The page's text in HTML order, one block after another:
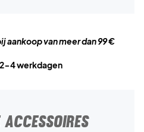
aankoop van meer dan 99 €
4 werkdagen